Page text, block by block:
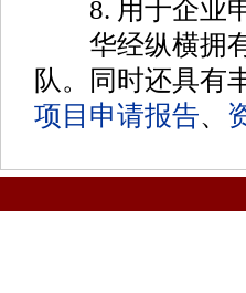
8. 用于企业申
华经纵横拥有
队。同时还具有
项目申请报告、